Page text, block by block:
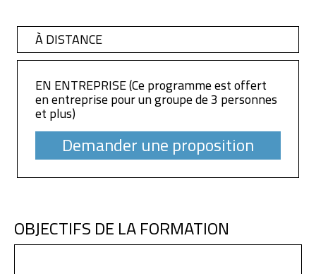
À DISTANCE
EN ENTREPRISE (Ce programme est offert
en entreprise pour un groupe de 3 personnes
et plus)
Demander une proposition
OBJECTIFS DE LA FORMATION